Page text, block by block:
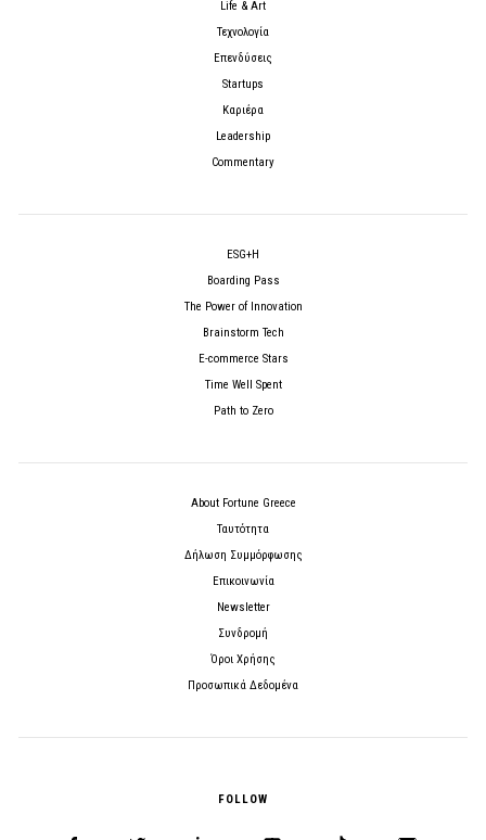
Life & Art
Τεχνολογία
Επενδύσεις
Startups
Καριέρα
Leadership
Commentary
ESG+H
Boarding Pass
The Power of Innovation
Brainstorm Tech
E-commerce Stars
Time Well Spent
Path to Zero
About Fortune Greece
Ταυτότητα
Δήλωση Συμμόρφωσης
Επικοινωνία
Newsletter
Συνδρομή
Όροι Χρήσης
Προσωπικά Δεδομένα
FOLLOW